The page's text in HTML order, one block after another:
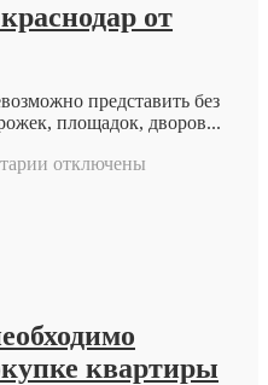
от
представить без
площадок, дворов...
котключены
квартиры